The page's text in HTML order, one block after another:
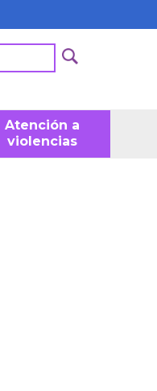
Atención a
violencias